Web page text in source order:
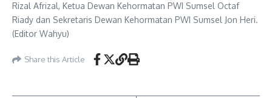
Rizal Afrizal, Ketua Dewan Kehormatan PWI Sumsel Octaf
Riady dan Sekretaris Dewan Kehormatan PWI Sumsel Jon Heri.
(Editor Wahyu)
Share this Article